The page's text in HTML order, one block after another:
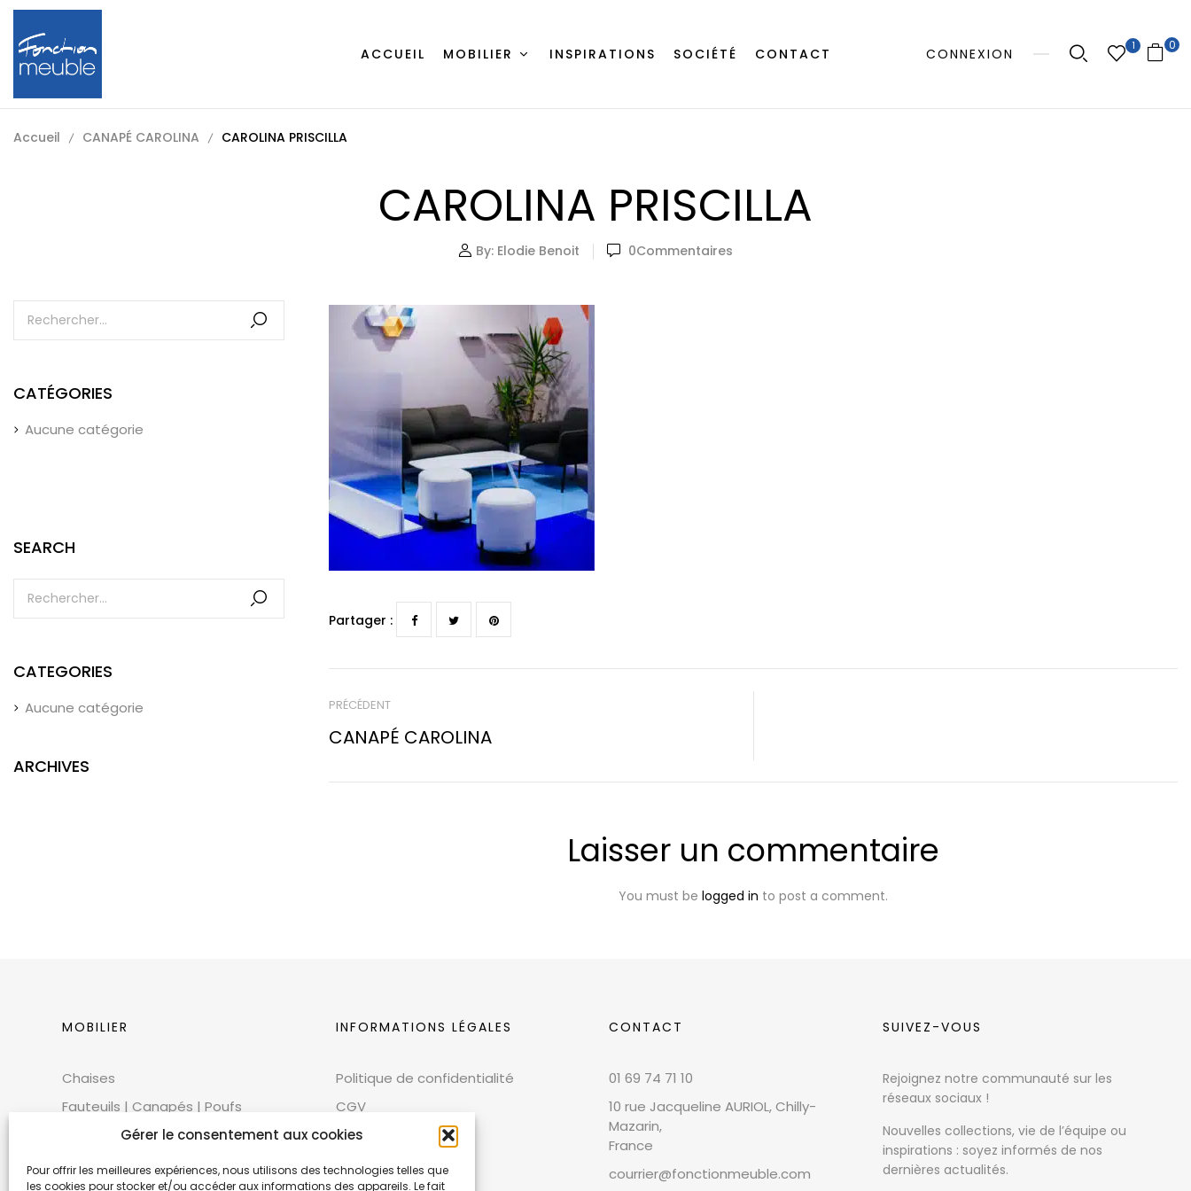
Gérer le consentement aux cookies
Pour offrir les meilleures expériences, nous utilisons des technologies telles que
les cookies pour stocker et/ou accéder aux informations des appareils. Le fait
ACCUEIL MOBILIER INSPIRATIONS SOCIÉTÉ CONTACT CONNEXION
1 0
Accueil CANAPÉ CAROLINA CAROLINA PRISCILLA
CAROLINA PRISCILLA
By: Elodie Benoit 0Commentaires
CATÉGORIES
Aucune catégorie
SEARCH
CATEGORIES
Aucune catégorie
ARCHIVES
Partager :
PRÉCÉDENT
CANAPÉ CAROLINA
Laisser un commentaire
You must be logged in to post a comment.
MOBILIER
Chaises
Fauteuils | Canapés | Poufs
Mobilier extérieur
Tables
INFORMATIONS LÉGALES
Politique de confidentialité
CGV
CGU
Cookies
CONTACT
01 69 74 71 10
10 rue Jacqueline AURIOL, Chilly-
Mazarin,
France
courrier@fonctionmeuble.com
SUIVEZ-VOUS
Rejoignez notre communauté sur les
réseaux sociaux !
Nouvelles collections, vie de l’équipe ou
inspirations : soyez informés de nos
dernières actualités.